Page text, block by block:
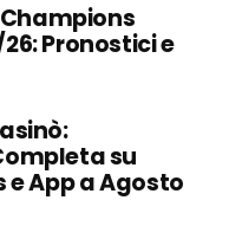
Pronostici e
su
e App a Agosto